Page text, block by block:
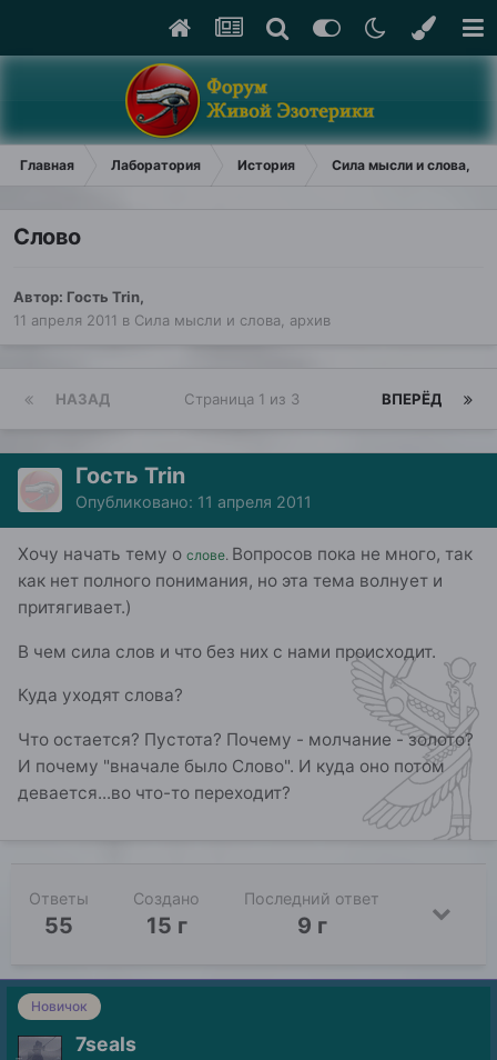
Главная Лаборатория История Сила мысли и слова,
Слово
Автор: Гость Trin,
11 апреля 2011 в Сила мысли и слова, архив
НАЗАД ВПЕРЁД
Страница 1 из 3
Гость Trin
Опубликовано: 11 апреля 2011
Хочу начать тему о слове. Вопросов пока не много, так
как нет полного понимания, но эта тема волнует и
притягивает.)
В чем сила слов и что без них с нами происходит.
Куда уходят слова?
Что остается? Пустота? Почему - молчание - золото?
И почему "вначале было Слово". И куда оно потом
девается...во что-то переходит?
Ответы
55
Создано
15 г
Последний ответ
9 г
Новичок
7seals